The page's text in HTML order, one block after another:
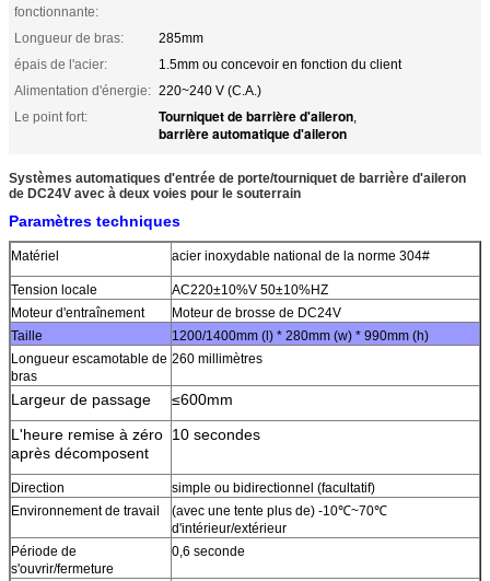
fonctionnante:
Longueur de bras:
285mm
épais de l'acier:
1.5mm ou concevoir en fonction du client
Alimentation d'énergie: 220~240 V (C.A.)
Le point fort:
Tourniquet de barrière d'aileron,
barrière automatique d'aileron
Systèmes automatiques d'entrée de porte/tourniquet de barrière d'aileron
de DC24V avec à deux voies pour le souterrain
Paramètres techniques
Matériel acier inoxydable national de la norme 304#
Tension locale
AC220±10%V 50±10%HZ
Moteur d'entraînement
Moteur de brosse de DC24V
Taille
1200/1400mm (l) * 280mm (w) * 990mm (h)
Longueur escamotable de
bras
260 millimètres
Largeur de passage
≤600mm
L'heure remise à zéro
après décomposent
10 secondes
Direction
simple ou bidirectionnel (facultatif)
Environnement de travail
(avec une tente plus de) -10℃~70℃
d'intérieur/extérieur
Période de
s'ouvrir/fermeture
0,6 seconde